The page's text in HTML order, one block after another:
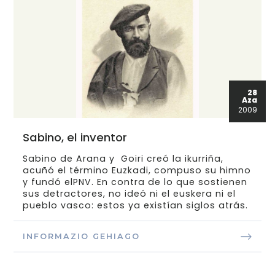
28
Aza
2009
Sabino, el inventor
Sabino de Arana y Goiri creó la ikurriña,
acuñó el término Euzkadi, compuso su himno
y fundó elPNV. En contra de lo que sostienen
sus detractores, no ideó ni el euskera ni el
pueblo vasco: estos ya existían siglos atrás.
INFORMAZIO GEHIAGO